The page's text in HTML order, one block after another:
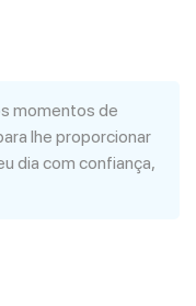
momentos de
lhe proporcionar
dia com confiança,